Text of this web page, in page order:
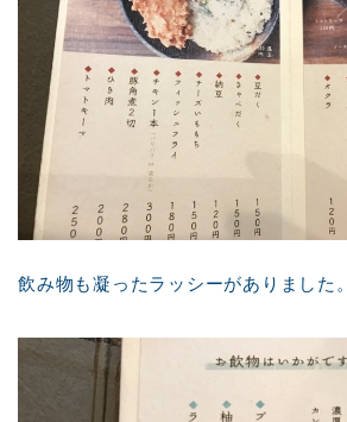
飲み物も凝ったラッシーがありました。